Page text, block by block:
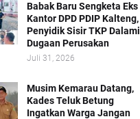
Babak Baru Sengketa Eks
Kantor DPD PDIP Kalteng,
Penyidik Sisir TKP Dalami
Dugaan Perusakan
Juli 31, 2026
Musim Kemarau Datang,
Kades Teluk Betung
Ingatkan Warga Jangan